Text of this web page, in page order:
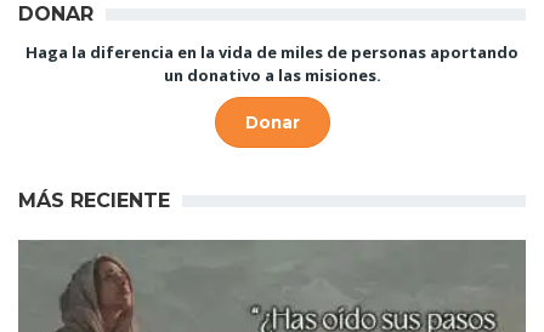
DONAR
Haga la diferencia en la vida de miles de personas aportando
un donativo a las misiones.
Donar
MÁS RECIENTE